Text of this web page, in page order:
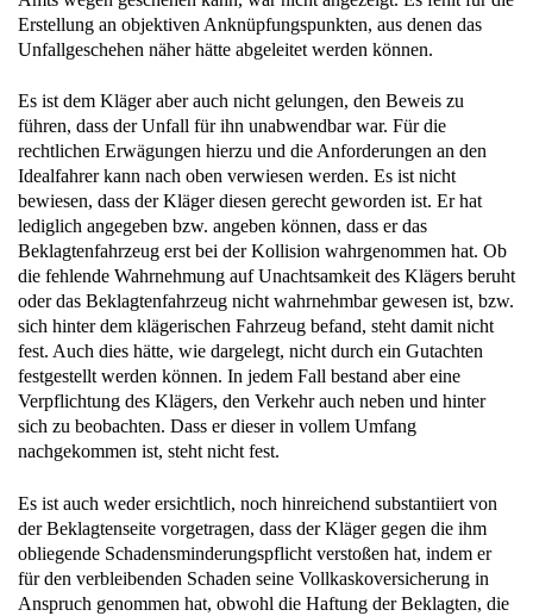
Erstellung an objektiven Anknüpfungspunkten, aus denen das
Unfallgeschehen näher hätte abgeleitet werden können.
Es ist dem Kläger aber auch nicht gelungen, den Beweis zu
führen, dass der Unfall für ihn unabwendbar war. Für die
rechtlichen Erwägungen hierzu und die Anforderungen an den
Idealfahrer kann nach oben verwiesen werden. Es ist nicht
bewiesen, dass der Kläger diesen gerecht geworden ist. Er hat
lediglich angegeben bzw. angeben können, dass er das
Beklagtenfahrzeug erst bei der Kollision wahrgenommen hat. Ob
die fehlende Wahrnehmung auf Unachtsamkeit des Klägers beruht
oder das Beklagtenfahrzeug nicht wahrnehmbar gewesen ist, bzw.
sich hinter dem klägerischen Fahrzeug befand, steht damit nicht
fest. Auch dies hätte, wie dargelegt, nicht durch ein Gutachten
festgestellt werden können. In jedem Fall bestand aber eine
Verpflichtung des Klägers, den Verkehr auch neben und hinter
sich zu beobachten. Dass er dieser in vollem Umfang
nachgekommen ist, steht nicht fest.
Es ist auch weder ersichtlich, noch hinreichend substantiiert von
der Beklagtenseite vorgetragen, dass der Kläger gegen die ihm
obliegende Schadensminderungspflicht verstoßen hat, indem er
für den verbleibenden Schaden seine Vollkaskoversicherung in
Anspruch genommen hat, obwohl die Haftung der Beklagten, die